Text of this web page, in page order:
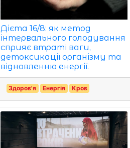
Дієта 16/8: як метод
інтервального голодування
сприяє втраті ваги,
детоксикації організму та
відновленню енергії.
Здоров'я Енергія Кров